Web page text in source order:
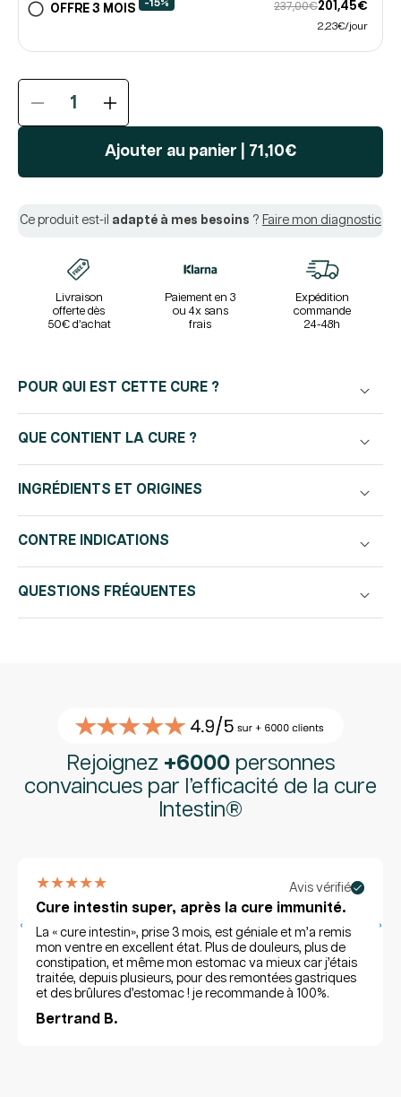
OFFRE 3 MOIS -15% 237,00€201,45€
2,23€/jour
Ajouter au panier 71,10€
Réduire
la
|
Digestif
Psyllium
Probiotiques
210
gélules
30j
Augmenter
la
quantité
Probiotiques
210
gélules
30j
Ce produit est-il adapté à mes besoins ? Faire mon diagnostic
Livraison
offerte dès
50€ d’achat
Paiement en 3
ou 4x sans
frais
Expédition
commande
24-48h
POUR QUI EST CETTE CURE ?
QUE CONTIENT LA CURE ?
INGRÉDIENTS ET ORIGINES
CONTRE INDICATIONS
QUESTIONS FRÉQUENTES
Rejoignez +6000personnes
convaincues par l’efficacité de la cure
Intestin®
★★★★★ Avis vérifié
Cure intestin super, après la cure immunité.
La « cure intestin», prise 3 mois, est géniale et m’a remis
mon ventre en excellent état. Plus de douleurs, plus de
constipation, et même mon estomac va mieux car j’étais
traitée, depuis plusieurs, pour des remontées gastriques
et des brûlures d’estomac ! je recommande à 100%.
Bertrand B.
‹ ›